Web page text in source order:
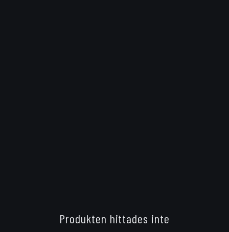
Produkten hittades inte